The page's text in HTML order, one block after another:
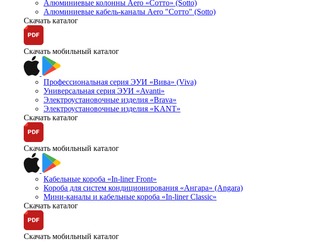
Алюминиевые колонны Aero «Сотто» (Sotto)
Алюминиевые кабель-каналы Aero "Сотто" (Sotto)
Скачать каталог
Скачать мобильный каталог
Профессиональная серия ЭУИ «Вива» (Viva)
Универсальная серия ЭУИ «Avanti»
Электроустановочные изделия «Brava»
Электроустановочные изделия «KANT»
Скачать каталог
Скачать мобильный каталог
Кабельные короба «In-liner Front»
Короба для систем кондиционирования «Ангара» (Angara)
Мини-каналы и кабельные короба «In-liner Classic»
Скачать каталог
Скачать мобильный каталог